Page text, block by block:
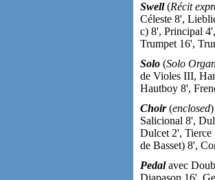
Swell(Récit
Céleste 8',
c) 8', Principal
Trumpet 16',
Solo (Solo
de Violes III,
Hautboy 8',
Choir(enclosed
Salicional 8',
Dulcet 2', Tierce
de Basset) 8',
Pedalavec
Diapason 16',